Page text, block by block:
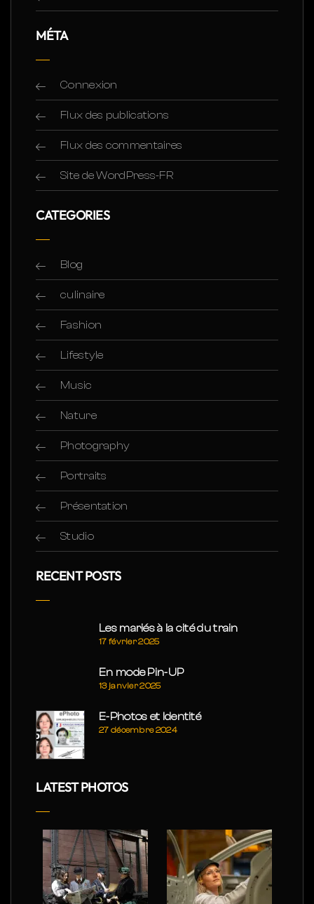
MÉTA
Connexion
Flux des publications
Flux des commentaires
Site de WordPress-FR
CATEGORIES
Blog
culinaire
Fashion
Lifestyle
Music
Nature
Photography
Portraits
Présentation
Studio
RECENT POSTS
Les mariés à la cité du train
17 février 2025
En mode Pin-UP
13 janvier 2025
E-Photos et Identité
27 décembre 2024
LATEST PHOTOS